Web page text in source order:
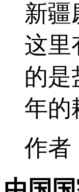
新疆
这里
的是
年
作者